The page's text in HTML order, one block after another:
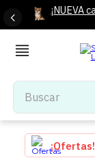
¡NUEVA
Buscar
TÉRMINOS
1.
tenis mujer
¡Ofertas!